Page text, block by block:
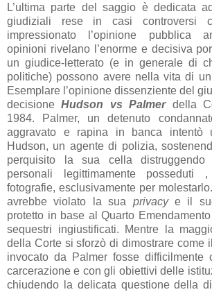
L’ultima parte del saggio è dedicata
giudiziali rese in casi controversi
impressionato l’opinione pubblica
opinioni rivelano l’enorme e decisiva
un giudice-letterato (e in generale di
politiche) possono avere nella vita di
Esemplare l’opinione dissenziente del
decisioneHudson vs Palmerdella
1984. Palmer, un detenuto
aggravato e rapina in banca intentò
Hudson, un agente di polizia,
perquisito la sua cella
personali legittimamente
fotografie, esclusivamente per
avrebbe violato la sua privacye il
protetto in base al Quarto
sequestri ingiustificati. Mentre la
della Corte si sforzò di dimostrare come
invocato da Palmer fosse difficilmente
carcerazione e con gli obiettivi delle
chiudendo la delicata questione della